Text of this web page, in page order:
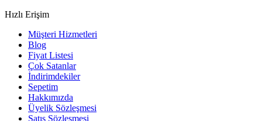
Hızlı Erişim
Müşteri Hizmetleri
Blog
Fiyat Listesi
Çok Satanlar
İndirimdekiler
Sepetim
Hakkımızda
Üyelik Sözleşmesi
Satış Sözleşmesi